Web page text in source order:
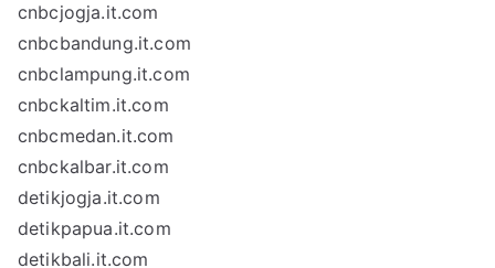
cnbcjogja.it.com
cnbcbandung.it.com
cnbclampung.it.com
cnbckaltim.it.com
cnbcmedan.it.com
cnbckalbar.it.com
detikjogja.it.com
detikpapua.it.com
detikbali.it.com